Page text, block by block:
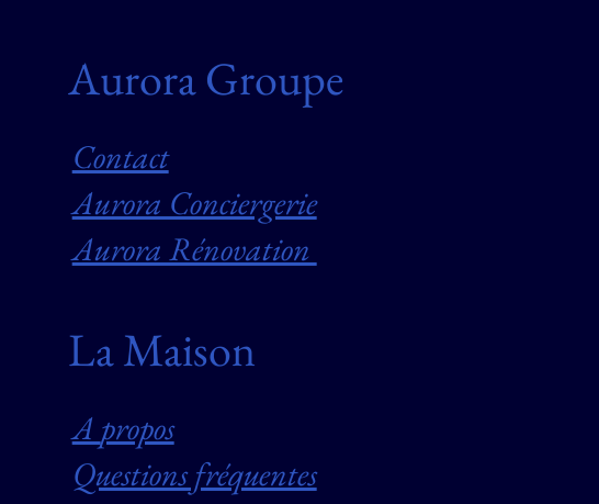
Aurora Groupe
Contact
Aurora Conciergerie
Aurora Rénovation
La Maison
A propos
Questions fréquentes